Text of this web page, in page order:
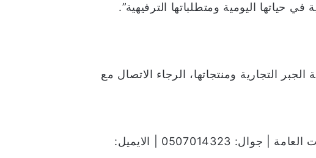
حياتها اليومية ومتطلباتها الترفيهية”.
التجارية ومنتجاتها، الرجاء الاتصال مع
مدير العلاقات الإعلامية | فينومينال للعلاقات العامة | جوال: 0507014323 | الايميل: